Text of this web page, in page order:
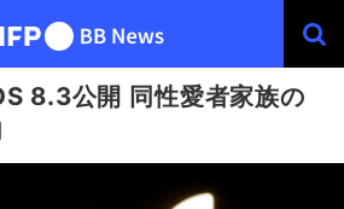
8.3公開 同性愛者家族の